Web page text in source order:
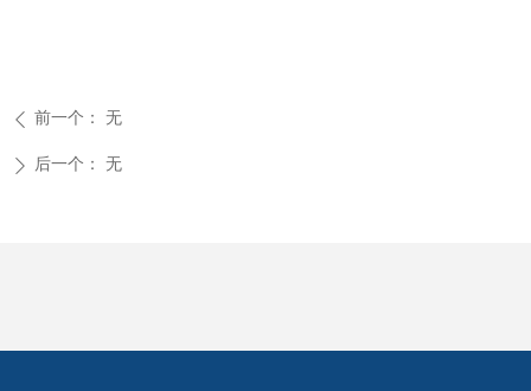
ꄴ 前一个： 无
ꄲ 后一个： 无